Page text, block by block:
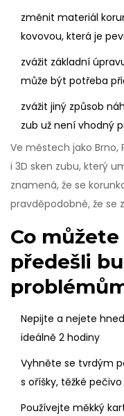
změnit materiál
kovovou, která je
zvážit základní
může být potřeba
zvážit jiný způsob
zub už není vhodný
Ve městech jako Brno,
i 3D sken zubu, který
znamená, že se
pravděpodobné, že se
Co
předešli
Nepijte a nejete
ideálně 2 hodiny
Vyhněte se tvrdým
s oříšky, těžké pečivo
Používejte měkký